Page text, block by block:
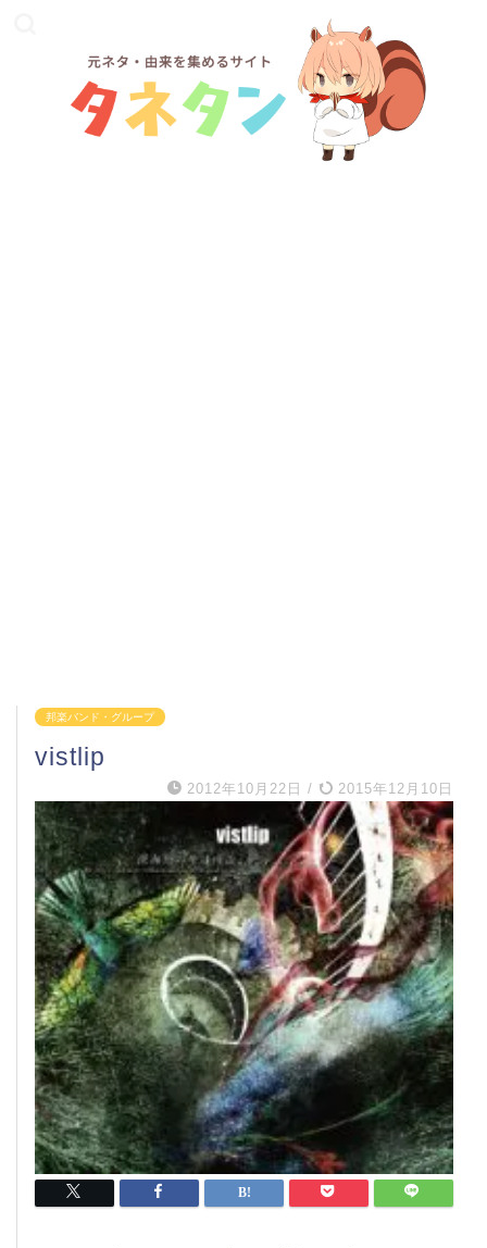
邦楽バンド・グループ
vistlip
2012年10月22日 / 2015年12月10日